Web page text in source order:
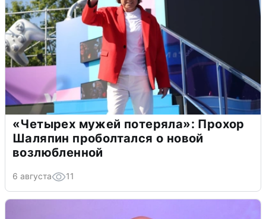
«Четырех мужей потеряла»: Прохор
Шаляпин проболтался о новой
возлюбленной
6 августа 11